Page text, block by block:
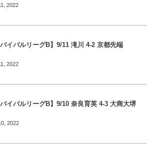
2022
バイバルリーグB】9/11 滝川 4-2 京都先端
2022
バイバルリーグB】9/10 奈良育英 4-3 大商大堺
2022